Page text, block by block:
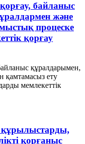
байланыс
және
процеске
қорғау
құралдарымен,
қамтамасыз ету
мемлекеттік
құрылыстарды,
қорғаныс